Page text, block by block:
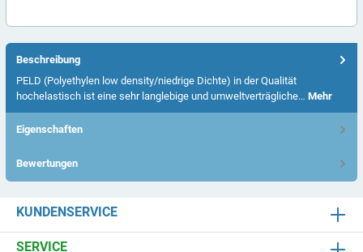
Beschreibung
PELD (Polyethylen low density/niedrige Dichte) in der Qualität
hochelastisch ist eine sehr langlebige und umweltverträgliche… Mehr
Eigenschaften
Bewertungen
KUNDENSERVICE
SERVICE